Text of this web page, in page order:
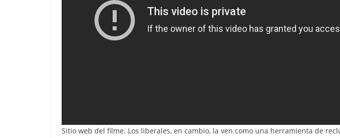
Sitio web del filme. Los liberales, en cambio, la ven como una herramienta de